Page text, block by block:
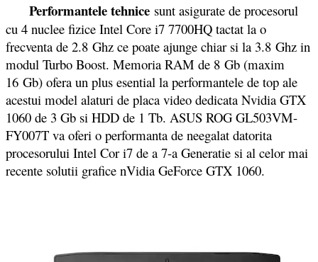
Performantele tehnice sunt asigurate de procesorul
cu 4 nuclee fizice Intel Core i7 7700HQ tactat la o
frecventa de 2.8 Ghz ce poate ajunge chiar si la 3.8 Ghz in
modul Turbo Boost. Memoria RAM de 8 Gb (maxim
16 Gb) ofera un plus esential la performantele de top ale
acestui model alaturi de placa video dedicata Nvidia GTX
1060 de 3 Gb si HDD de 1 Tb. ASUS ROG GL503VM-
FY007T va oferi o performanta de neegalat datorita
procesorului Intel Cor i7 de a 7-a Generatie si al celor mai
recente solutii grafice nVidia GeForce GTX 1060.